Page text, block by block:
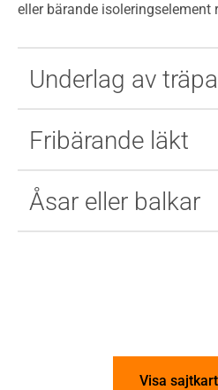
eller bärande isoleringselement
Underlag av
Fribärande läkt
Åsar eller balkar
Visa